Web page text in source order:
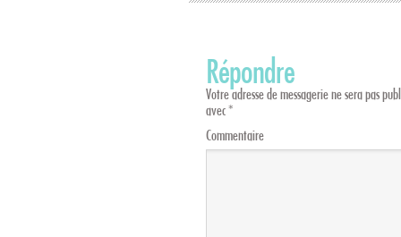
Répondre
Votre adresse de messagerie ne sera pas
avec*
Commentaire